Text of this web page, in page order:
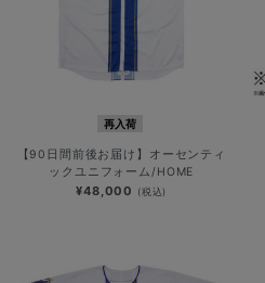
再入荷
【90日間前後お届け】オーセンティ
ックユニフォーム/HOME
¥48,000 (税込)